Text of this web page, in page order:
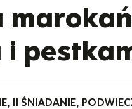
II ŚNIADANIE,